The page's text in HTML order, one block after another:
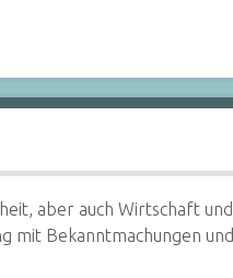
aber auch Wirtschaft und
mit Bekanntmachungen und